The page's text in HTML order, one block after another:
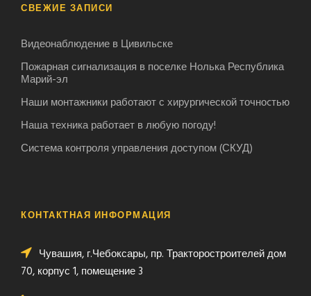
СВЕЖИЕ ЗАПИСИ
Видеонаблюдение в Цивильске
Пожарная сигнализация в поселке Нолька Республика
Марий-эл
Наши монтажники работают с хирургической точноcтью
Наша техника работает в любую погоду!
Система контроля управления доступом (СКУД)
КОНТАКТНАЯ ИНФОРМАЦИЯ
Чувашия, г.Чебоксары, пр. Тракторостроителей дом
70, корпус 1, помещение 3